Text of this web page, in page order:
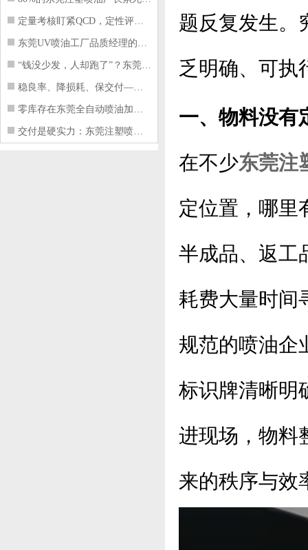
定量考核盯紧QCD，定性评价看好配合
东莞UV喷油工厂品质经理的四项核心管
“钱没少发，人却跑了”？东莞注塑喷油
稳良率、降损耗、保交付——东莞这家U
零库存在东莞全自动喷油加工厂不可行的
交付是硬实力：东莞注塑喷油厂如何用齐
题反复发生。
乏明确、可执
一、物料没有
在不少东莞注
定位置，哪里
半成品、返工
耗费大量时间
规范的喷油企
标识牌清晰明
进现场，物料
来的秩序与效